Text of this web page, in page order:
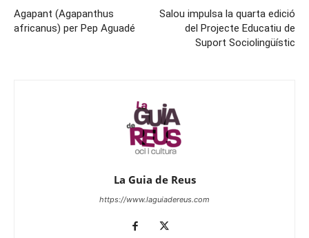
Agapant (Agapanthus
africanus) per Pep Aguadé
Salou impulsa la quarta edició
del Projecte Educatiu de
Suport Sociolingüístic
La Guia de Reus
https://www.laguiadereus.com